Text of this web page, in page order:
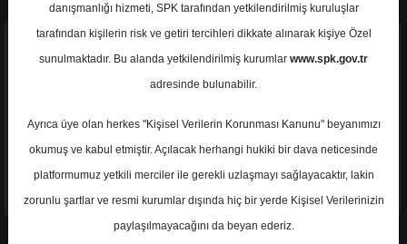
danışmanlığı hizmeti, SPK tarafından yetkilendirilmiş kuruluşlar
tarafından kişilerin risk ve getiri tercihleri dikkate alınarak kişiye Özel
sunulmaktadır. Bu alanda yetkilendirilmiş kurumlar www.spk.gov.tr
adresinde bulunabilir.
Ayrıca üye olan herkes "Kişisel Verilerin Korunması Kanunu" beyanımızı
okumuş ve kabul etmiştir. Açılacak herhangi hukiki bir dava neticesinde
platformumuz yetkili merciler ile gerekli uzlaşmayı sağlayacaktır, lakin
zorunlu şartlar ve resmi kurumlar dışında hiç bir yerde Kişisel Verilerinizin
paylaşılmayacağını da beyan ederiz.